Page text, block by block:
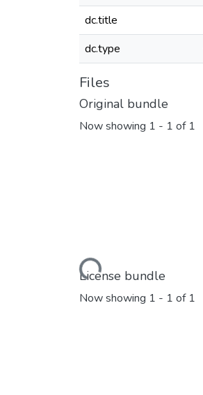
dc.title
dc.type
Files
Original bundle
Now showing 1 - 1 of 1
Loading...
License bundle
Now showing 1 - 1 of 1